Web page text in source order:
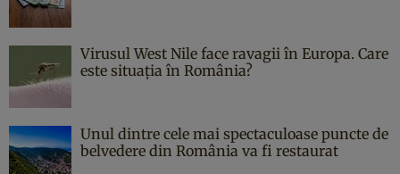
Virusul West Nile face ravagii în Europa. Care
este situația în România?
Unul dintre cele mai spectaculoase puncte de
belvedere din România va fi restaurat